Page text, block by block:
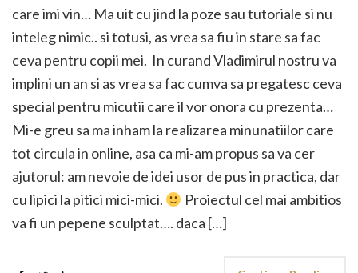
care imi vin… Ma uit cu jind la poze sau tutoriale si nu
inteleg nimic.. si totusi, as vrea sa fiu in stare sa fac
ceva pentru copii mei. In curand Vladimirul nostru va
implini un an si as vrea sa fac cumva sa pregatesc ceva
special pentru micutii care il vor onora cu prezenta…
Mi-e greu sa ma inham la realizarea minunatiilor care
tot circula in online, asa ca mi-am propus sa va cer
ajutorul: am nevoie de idei usor de pus in practica, dar
cu lipici la pitici mici-mici.
Proiectul cel mai ambitios
va fi un pepene sculptat…. daca […]